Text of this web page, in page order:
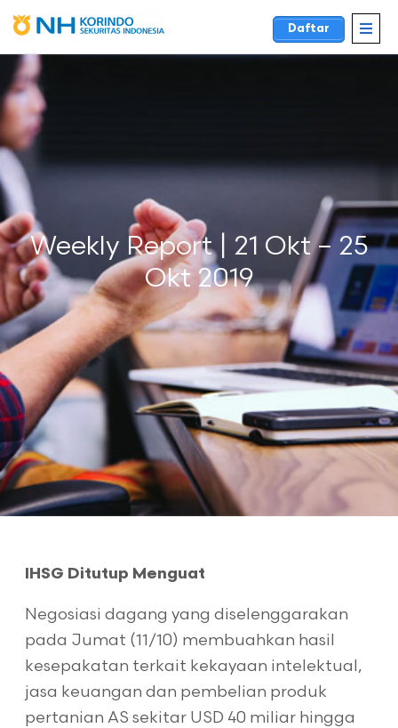
Daftar
Weekly Report | 21 Okt – 25
Okt 2019
IHSG Ditutup Menguat
Negosiasi dagang yang diselenggarakan
pada Jumat (11/10) membuahkan hasil
kesepakatan terkait kekayaan intelektual,
jasa keuangan dan pembelian produk
pertanian AS sekitar USD 40 miliar hingga